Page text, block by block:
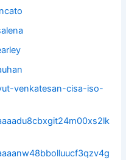
venkatesan-cisa-iso-